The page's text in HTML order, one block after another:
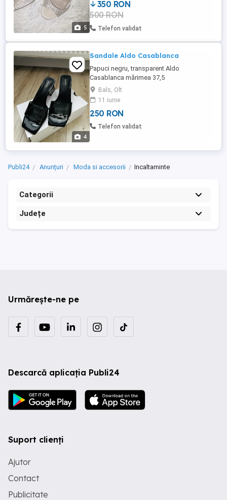
5
350 RON
500 RON
Telefon validat
4
Sandale Aldo Casablanca
Papuci negru, transparent Aldo
Casablanca mărimea 37,5
Bals, Olt
11 iunie
250 RON
Telefon validat
Publi24 Anunțuri Moda si accesorii Incaltaminte
Categorii
Județe
Urmărește-ne pe
Descarcă aplicația Publi24
Suport clienți
Ajutor
Contact
Publicitate